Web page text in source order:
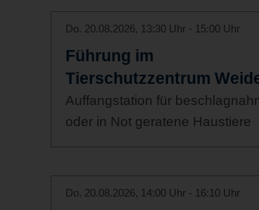
Do. 20.08.2026, 13:30 Uhr - 15:00 Uhr
Führung im
Tierschutzzentrum
Auffangstation für
oder in Not geratene Haustiere
Do. 20.08.2026, 14:00 Uhr - 16:10 Uhr